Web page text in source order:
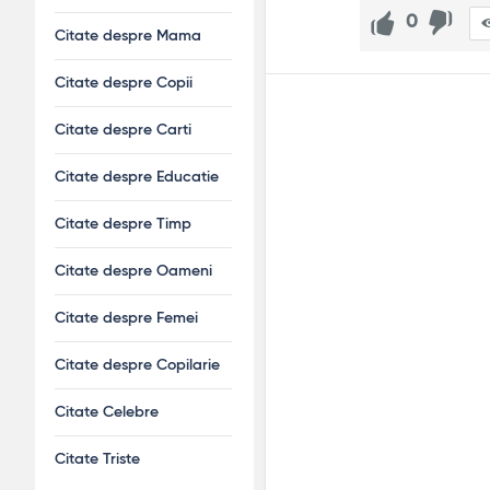
0
Citate despre Mama
Citate despre Copii
Citate despre Carti
Citate despre Educatie
Citate despre Timp
Citate despre Oameni
Citate despre Femei
Citate despre Copilarie
Citate Celebre
Citate Triste